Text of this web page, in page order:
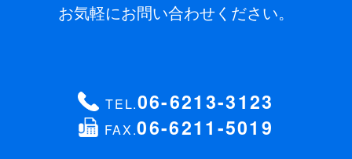
お気軽にお問い合わせください。
TEL.06-6213-3123
FAX.06-6211-5019